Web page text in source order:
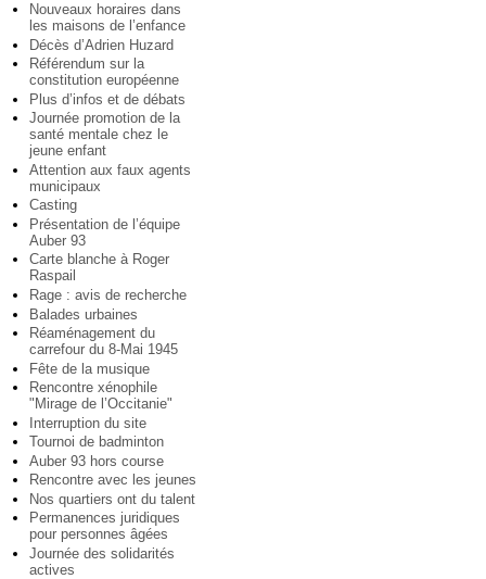
Nouveaux horaires dans
les maisons de l’enfance
Décès d’Adrien Huzard
Référendum sur la
constitution européenne
Plus d’infos et de débats
Journée promotion de la
santé mentale chez le
jeune enfant
Attention aux faux agents
municipaux
Casting
Présentation de l’équipe
Auber 93
Carte blanche à Roger
Raspail
Rage : avis de recherche
Balades urbaines
Réaménagement du
carrefour du 8-Mai 1945
Fête de la musique
Rencontre xénophile
"Mirage de l’Occitanie"
Interruption du site
Tournoi de badminton
Auber 93 hors course
Rencontre avec les jeunes
Nos quartiers ont du talent
Permanences juridiques
pour personnes âgées
Journée des solidarités
actives